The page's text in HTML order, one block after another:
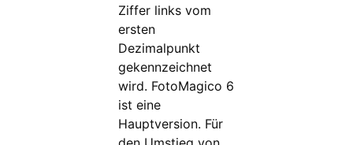
Ziffer links vom
ersten
Dezimalpunkt
gekennzeichnet
wird. FotoMagico 6
ist eine
Hauptversion. Für